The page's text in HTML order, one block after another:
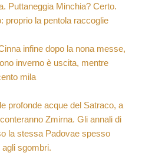
Puttaneggia Minchia? Certo.
proprio la pentola raccoglie
infine dopo la nona messe,
inverno è uscita, mentre
mila
profonde acque del Satraco, a
Zmirna. Gli annali di
la stessa Padovae spesso
sgombri.